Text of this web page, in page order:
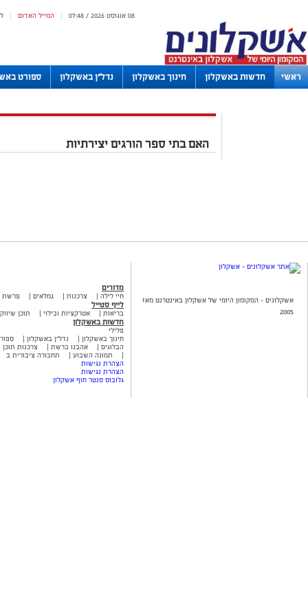
| המייל האדום | 08 אוגוסט 2026 / 07:48
ראשי חדשות באשקלון חינוך באשקלון נדל"ן באשקלון ספורט
האם בתי ספר הורגים יצירתיות
אשקלונים - המקומון היומי של אשקלון באינטרנט מאז
2005
מדורים
חיי לילה צרכנות גמלאים פרשת
לייף סטייל
בריאות אטרקציות ובילוי תוכן
חדשות באשקלון
פלילי
חינוך באשקלון
נדל"ן באשקלון
הבלוגים
אהבנו ברשת
צרכנות תוכן
תמונה השבוע
תחבורה ציבורית ב
הצהרת נגישות
הצהרת נגישות
גלובוס סנטר חוף אשקלון